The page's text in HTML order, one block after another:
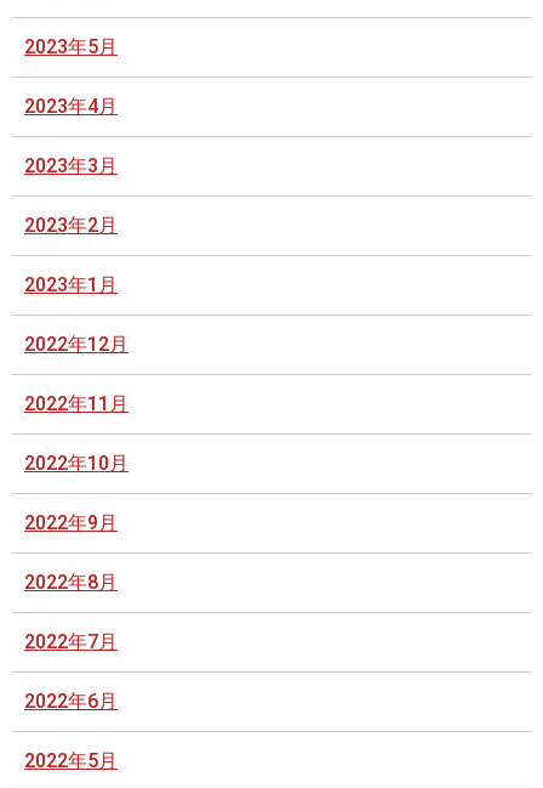
2023年5月
2023年4月
2023年3月
2023年2月
2023年1月
2022年12月
2022年11月
2022年10月
2022年9月
2022年8月
2022年7月
2022年6月
2022年5月